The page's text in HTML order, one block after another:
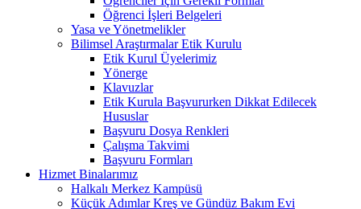
Öğrenci İşleri Belgeleri
Yasa ve Yönetmelikler
Bilimsel Araştırmalar Etik Kurulu
Etik Kurul Üyelerimiz
Yönerge
Klavuzlar
Etik Kurula Başvururken Dikkat Edilecek
Hususlar
Başvuru Dosya Renkleri
Çalışma Takvimi
Başvuru Formları
Hizmet Binalarımız
Halkalı Merkez Kampüsü
Küçük Adımlar Kreş ve Gündüz Bakım Evi